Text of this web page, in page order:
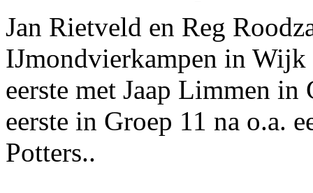
Jan Rietveld en Reg
IJmondvierkampen in Wijk
eerste met Jaap Limmen
eerste in Groep 11 na o.a.
Potters..